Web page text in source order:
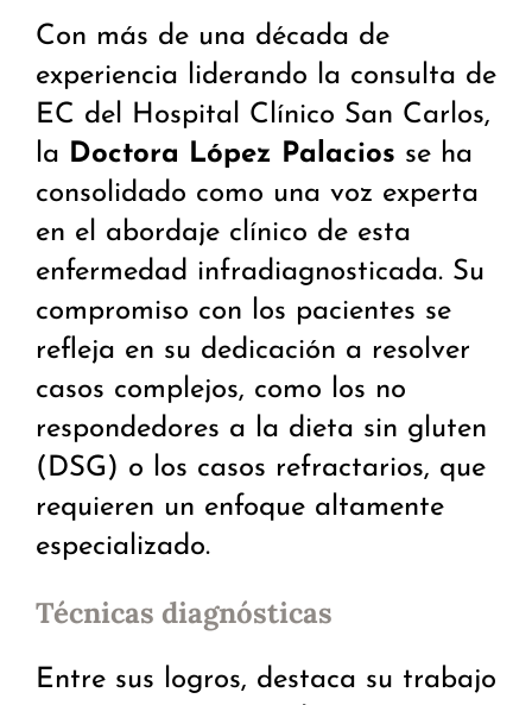
Con más de una década de
experiencia liderando la consulta de
EC del Hospital Clínico San Carlos,
la Doctora López Palacios se ha
consolidado como una voz experta
en el abordaje clínico de esta
enfermedad infradiagnosticada. Su
compromiso con los pacientes se
refleja en su dedicación a resolver
casos complejos, como los no
respondedores a la dieta sin gluten
(DSG) o los casos refractarios, que
requieren un enfoque altamente
especializado.
Técnicas diagnósticas
Entre sus logros, destaca su trabajo